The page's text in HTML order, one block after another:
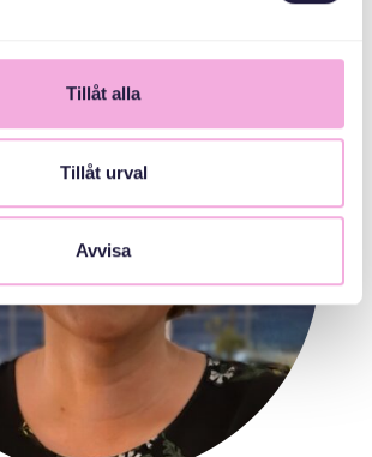
Tillåt alla
Tillåt urval
Avvisa